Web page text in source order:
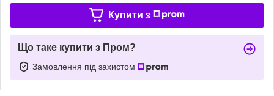
Купити з
Що таке купити з Пром?
Замовлення під захистом